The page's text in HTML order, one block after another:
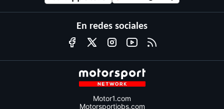
En redes sociales
Motor1.com
Motorsportjobs.com